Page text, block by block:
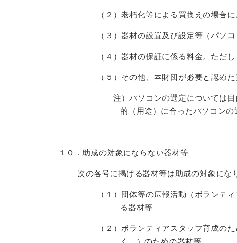
（２）老朽化等による買換えの場合
（３）器材の設置及び設定等（パソ
（４）器材の保証に係る料金。ただ
（５）その他、本財団が必要と認め
注）パソコンの選定については目
的（用途）に合ったパソコンの
１０．助成の対象にならない器材等
次の各号に掲げる器材等は助成の対象にな
（１）団体等の広報活動（ボランテ
る器材等
（２）ボランティアスタッフ育成の